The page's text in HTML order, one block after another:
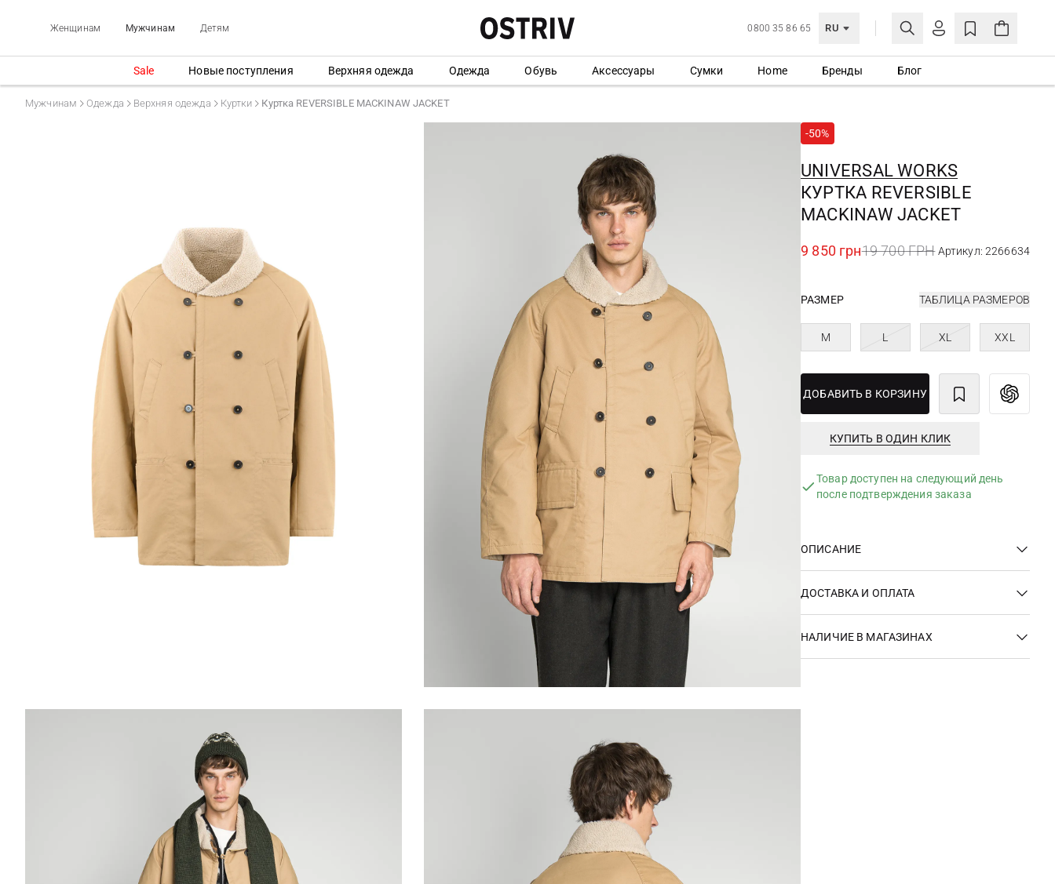
Женщинам Мужчинам Детям 0800 35 86 65 RU
ЛИЧНЫЙ КАБИНЕТ
СОЗДАТЬ УЧЕТНУЮ ЗАПИСЬ
Sale Новые поступления Верхняя одежда Одежда Обувь Аксессуары Сумки Home Бренды Блог
Мужчинам Одежда Верхняя одежда Куртки Куртка REVERSIBLE MACKINAW JACKET
-50%
UNIVERSAL WORKS
КУРТКА REVERSIBLE
MACKINAW JACKET
9 850 грн19 700 ГРН Артикул: 2266634
РАЗМЕР ТАБЛИЦА РАЗМЕРОВ
M L XL XXL
ДОБАВИТЬ В КОРЗИНУ
КУПИТЬ В ОДИН КЛИК
Товар доступен на следующий день
после подтверждения заказа
ОПИСАНИЕ
ДОСТАВКА И ОПЛАТА
НАЛИЧИЕ В МАГАЗИНАХ